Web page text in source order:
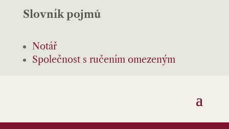
Slovník pojmů
Notář
Společnost s ručením omezeným